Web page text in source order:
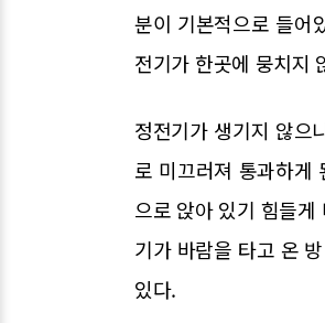
분이 기본적으로 들어
전기가 한곳에 뭉치지
정전기가 생기지 않으
로 미끄러져 통과하게
으로 앉아 있기 힘들
기가 바람을 타고 온
있다.